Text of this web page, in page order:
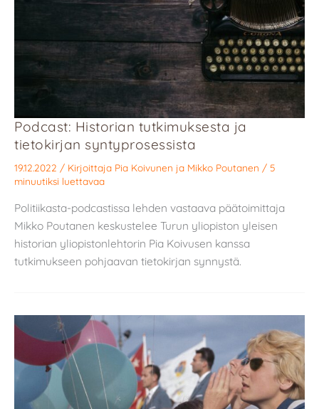
Podcast: Historian tutkimuksesta ja
tietokirjan syntyprosessista
19.12.2022 / Kirjoittaja Pia Koivunen ja Mikko Poutanen / 5
minuutiksi luettavaa
Politiikasta-podcastissa lehden vastaava päätoimittaja
Mikko Poutanen keskustelee Turun yliopiston yleisen
historian yliopistonlehtorin Pia Koivusen kanssa
tutkimukseen pohjaavan tietokirjan synnystä.